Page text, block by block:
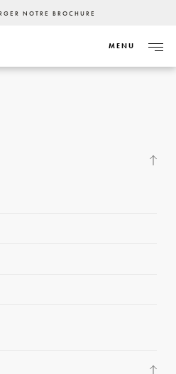
NOTRE BROCHURE
MENU